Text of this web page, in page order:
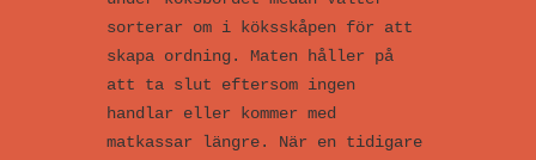
sorterar om i köksskåpen för att
skapa ordning. Maten håller på
att ta slut eftersom ingen
handlar eller kommer med
matkassar längre. När en tidigare